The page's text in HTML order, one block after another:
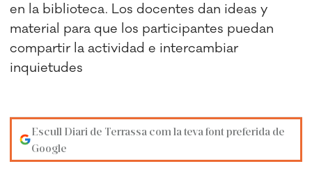
en la biblioteca. Los docentes dan ideas y
material para que los participantes puedan
compartir la actividad e intercambiar
inquietudes
Escull Diari de Terrassa com la teva font preferida de
Google